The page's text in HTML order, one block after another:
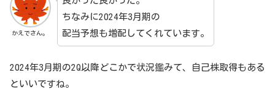
かえでさん。
ちなみに2024年3月期の
配当予想も増配してくれています。
2024年3月期の2Q以降どこかで状況鑑みて、自己株取得もある
といいですね。